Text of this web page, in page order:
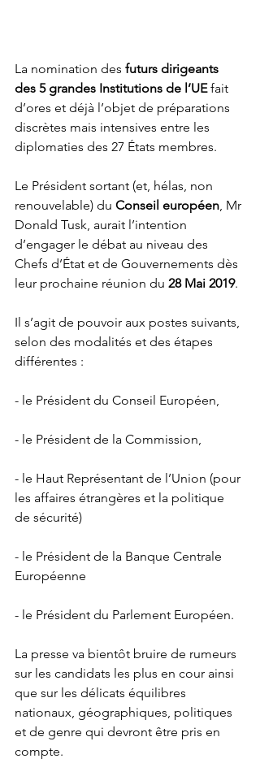
La nomination des futurs dirigeants
des 5 grandes Institutions de l’UE fait
d’ores et déjà l’objet de préparations
discrètes mais intensives entre les
diplomaties des 27 États membres.
Le Président sortant (et, hélas, non
renouvelable) du Conseil européen , Mr
Donald Tusk, aurait l’intention
d’engager le débat au niveau des
Chefs d’État et de Gouvernements dès
leur prochaine réunion du 28 Mai 2019.
Il s’agit de pouvoir aux postes suivants,
selon des modalités et des étapes
différentes :
- le Président du Conseil Européen,
- le Président de la Commission,
- le Haut Représentant de l’Union (pour
les affaires étrangères et la politique
de sécurité)
- le Président de la Banque Centrale
Européenne
- le Président du Parlement Européen.
La presse va bientôt bruire de rumeurs
sur les candidats les plus en cour ainsi
que sur les délicats équilibres
nationaux, géographiques, politiques
et de genre qui devront être pris en
compte.